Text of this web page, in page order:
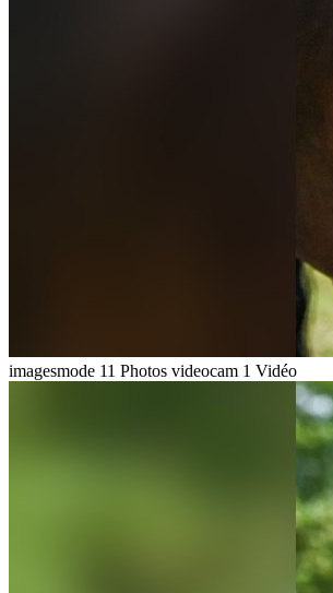
imagesmode 11 Photos videocam 1 Vidéo